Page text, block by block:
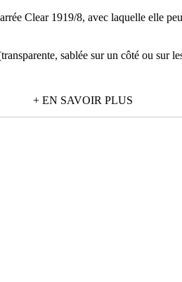
Clear 1919/8, avec laquelle elle
sablée sur un côté ou sur
+ EN SAVOIR PLUS